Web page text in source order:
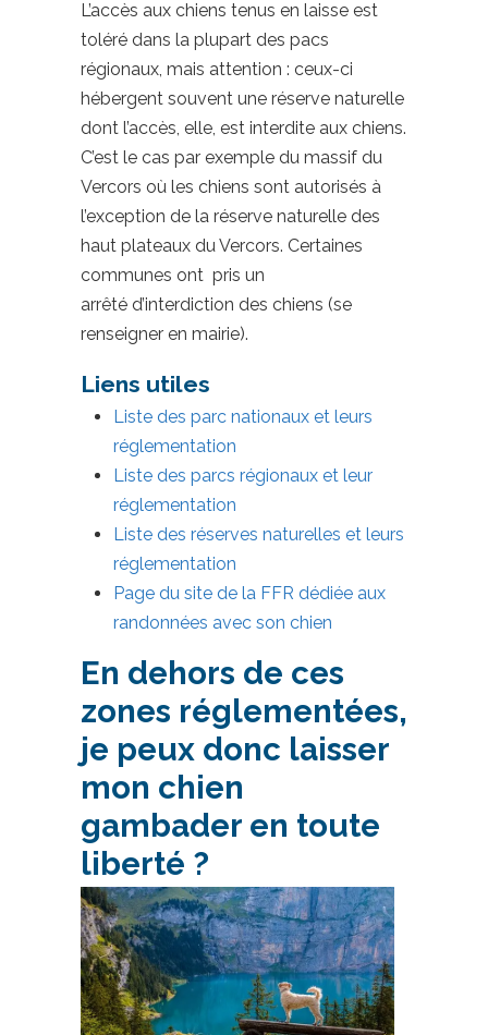
L’accès aux chiens tenus en laisse est
toléré dans la plupart des pacs
régionaux, mais attention : ceux-ci
hébergent souvent une réserve naturelle
dont l’accès, elle, est interdite aux chiens.
C’est le cas par exemple du massif du
Vercors où les chiens sont autorisés à
l’exception de la réserve naturelle des
haut plateaux du Vercors. Certaines
communes ont pris un
arrêté d’interdiction des chiens (se
renseigner en mairie).
Liens utiles
Liste des parc nationaux et leurs
réglementation
Liste des parcs régionaux et leur
réglementation
Liste des réserves naturelles et leurs
réglementation
Page du site de la FFR dédiée aux
randonnées avec son chien
En dehors de ces
zones réglementées,
je peux donc laisser
mon chien
gambader en toute
liberté ?